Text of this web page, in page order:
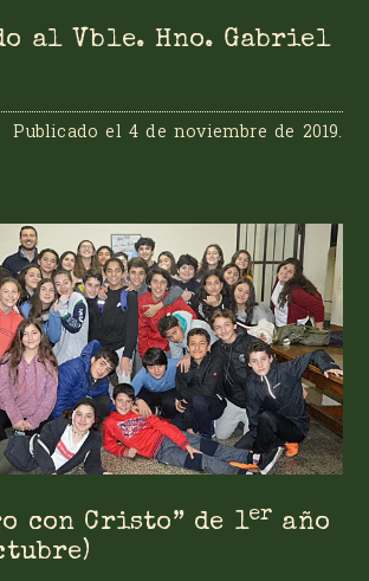
al Vble. Hno. Gabriel
Publicado el 4 de noviembre de 2019
con Cristo” de 1er año